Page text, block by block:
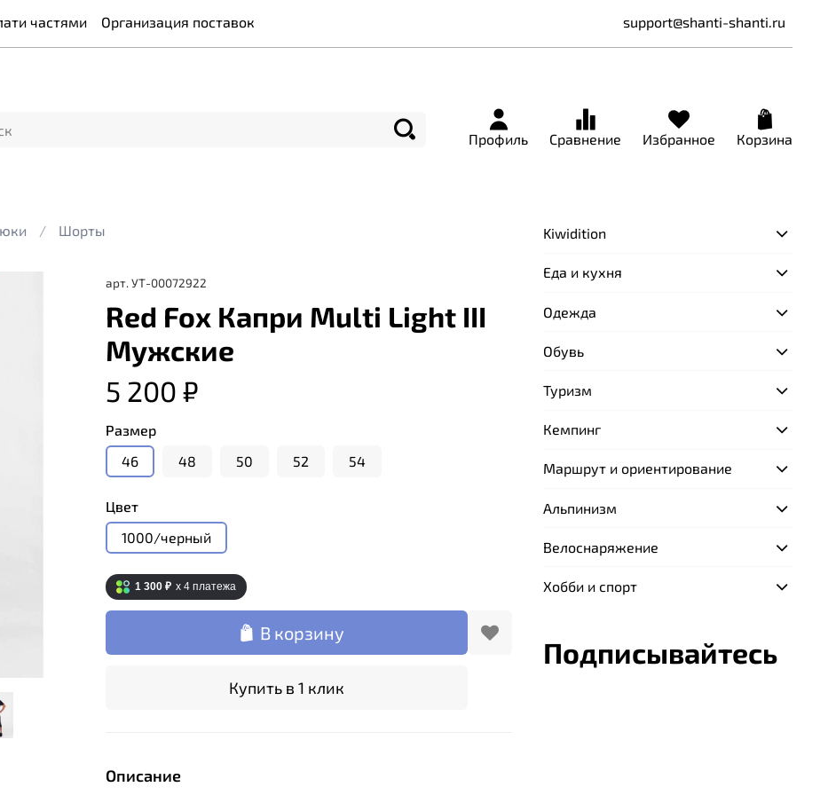
частями Организация поставок support@shanti-shanti.ru
Профиль Сравнение Избранное Корзина
Шорты
арт. УТ-00072922
Red Fox Капри Multi Light III
Мужские
5 200 ₽
Размер
46
48 50 52 54
Цвет
1000/черный
1 300 ₽ x 4 платежа
В корзину
Купить в 1 клик
Описание
Kiwidition
Еда и кухня
Одежда
Обувь
Туризм
Кемпинг
Маршрут и ориентирование
Альпинизм
Велоснаряжение
Хобби и спорт
Подписывайтесь